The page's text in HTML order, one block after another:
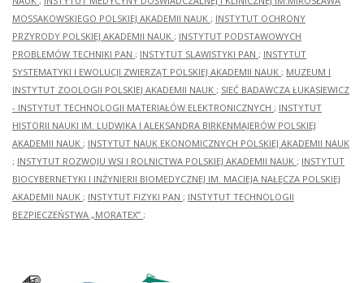
MOSSAKOWSKIEGO POLSKIEJ AKADEMII NAUK ; INSTYTUT OCHRONY
PRZYRODY POLSKIEJ AKADEMII NAUK ; INSTYTUT PODSTAWOWYCH
PROBLEMÓW TECHNIKI PAN ; INSTYTUT SLAWISTYKI PAN ; INSTYTUT
SYSTEMATYKI I EWOLUCJI ZWIERZĄT POLSKIEJ AKADEMII NAUK ; MUZEUM I
INSTYTUT ZOOLOGII POLSKIEJ AKADEMII NAUK ; SIEĆ BADAWCZA ŁUKASIEWICZ
- INSTYTUT TECHNOLOGII MATERIAŁÓW ELEKTRONICZNYCH ; INSTYTUT
HISTORII NAUKI IM. LUDWIKA I ALEKSANDRA BIRKENMAJERÓW POLSKIEJ
AKADEMII NAUK ; INSTYTUT NAUK EKONOMICZNYCH POLSKIEJ AKADEMII NAUK
; INSTYTUT ROZWOJU WSI I ROLNICTWA POLSKIEJ AKADEMII NAUK ; INSTYTUT
BIOCYBERNETYKI I INŻYNIERII BIOMEDYCZNEJ IM. MACIEJA NAŁĘCZA POLSKIEJ
AKADEMII NAUK ; INSTYTUT FIZYKI PAN ; INSTYTUT TECHNOLOGII
BEZPIECZEŃSTWA „MORATEX” ;